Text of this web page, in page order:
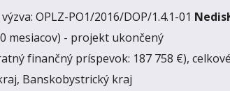
OPLZ-PO1/2016/DOP/1.4.1-01
mesiacov) - projekt ukončený
finančný príspevok: 187 758 €),
Banskobystrický kraj